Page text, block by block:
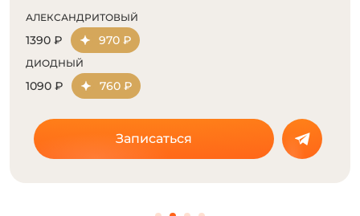
АЛЕКСАНДРИТОВЫЙ
990 ₽ 690 ₽
ДИОДНЫЙ
590 ₽ 410 ₽
Записаться